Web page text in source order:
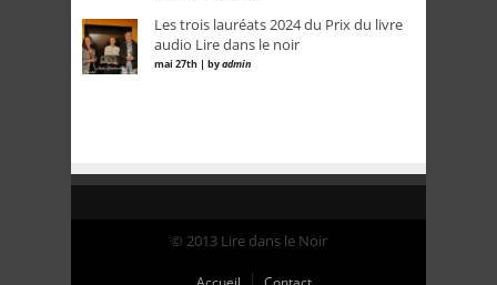
Les trois lauréats 2024 du Prix du livre
audio Lire dans le noir
mai 27th | byadmin
© 2013 Lire dans le Noir